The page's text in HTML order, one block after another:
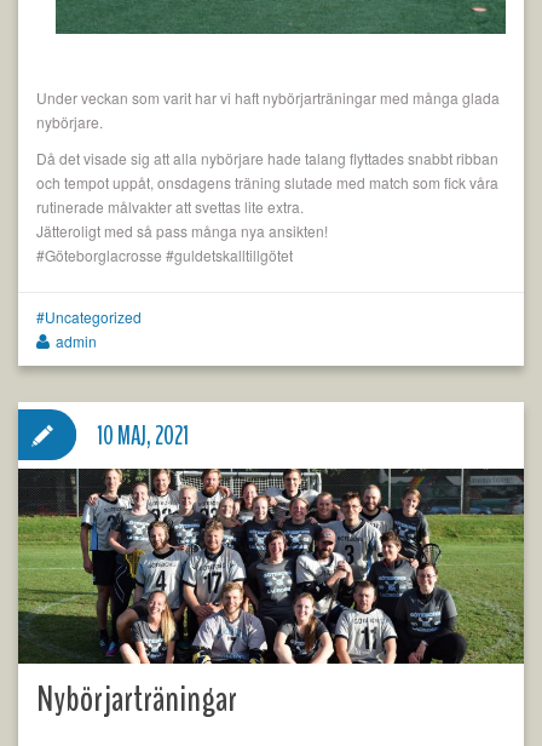
Under veckan som varit har vi haft nybörjarträningar med många glada
nybörjare.
Då det visade sig att alla nybörjare hade talang flyttades snabbt ribban
och tempot uppåt, onsdagens träning slutade med match som fick våra
rutinerade målvakter att svettas lite extra.
Jätteroligt med så pass många nya ansikten!
#Göteborglacrosse #guldetskalltillgötet
Uncategorized
admin
Nybörjarträningar
10 MAJ, 2021